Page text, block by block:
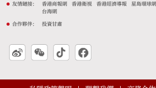
友情鏈接： 香港商報網 香港衛視 香港經濟導報 星島環球網
台海網
合作夥伴： 投資甘肅